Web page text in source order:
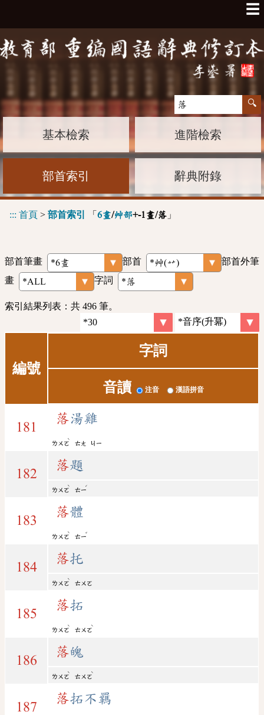
☰
基本檢索 進階檢索
部首索引 辭典附錄
::: 首頁 > 部首索引 「 6畫/艸部+-1畫/落 」
部首筆畫 部首
部首外筆
畫
字詞
索引結果列表：共 496 筆。
編號
字詞
音讀 注音 漢語拼音
181
落湯雞
ㄌㄨㄛ
ˋ
ㄊㄤ ㄐㄧ
182
落題
ㄌㄨㄛ
ˋ
ㄊㄧ
ˊ
183
落體
ㄌㄨㄛ
ˋ
ㄊㄧ
ˇ
184
落托
ㄌㄨㄛ
ˋ
ㄊㄨㄛ
185
落拓
ㄌㄨㄛ
ˋ
ㄊㄨㄛ
ˋ
186
落魄
ㄌㄨㄛ
ˋ
ㄊㄨㄛ
ˋ
187
落拓不羈